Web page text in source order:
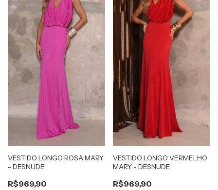
VESTIDO LONGO ROSA MARY
- DESNUDE
R$969,90
VESTIDO LONGO VERMELHO
MARY - DESNUDE
R$969,90